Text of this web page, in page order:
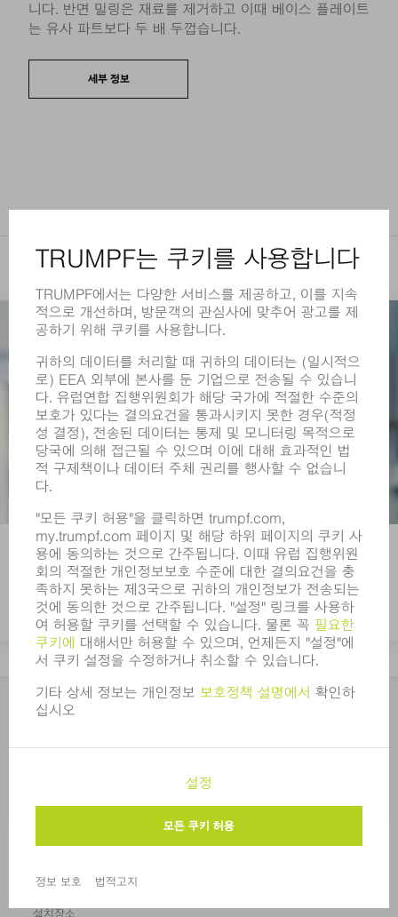
니다. 반면 밀링은 재료를 제거하고 이때 베이스 플레이트
는 유사 파트보다 두 배 두껍습니다.
세부 정보
본 주제에 흥미를 가질 수 있습니다.
품질 관리 당사 제품 및 서비스의 질은 확립된 표
준, 방식 및 당사 직원들의 확고한 품질 인식에
기반합니다.
온라인 서비스
설치장소